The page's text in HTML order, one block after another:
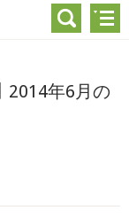
2014年6月の